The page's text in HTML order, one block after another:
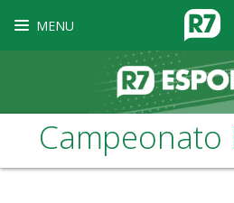
MENU
Campeonato